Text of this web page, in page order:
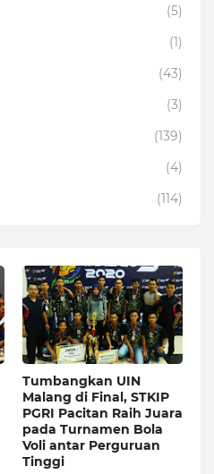
(5)
(1)
(43)
(3)
(139)
(4)
(114)
Tumbangkan UIN
Malang di Final, STKIP
PGRI Pacitan Raih Juara
pada Turnamen Bola
Voli antar Perguruan
Tinggi